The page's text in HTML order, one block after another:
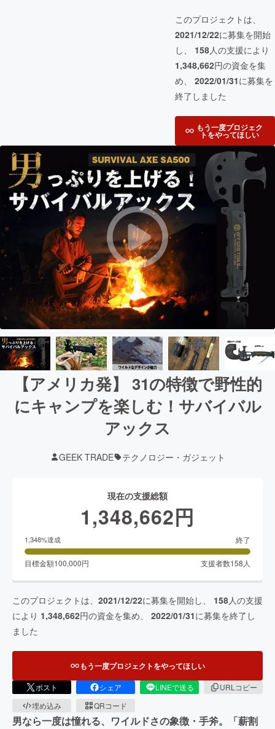
このプロジェクトは、
2021/12/22に募集を開始
し、 158人の支援により
1,348,662円の資金を集
め、 2022/01/31に募集を
終了しました
もう一度プロジェク
トをやってほしい
【アメリカ発】 31の特徴で野性的
にキャンプを楽しむ！サバイバル
アックス
GEEK TRADE テクノロジー・ガジェット
現在の支援総額
1,348,662円
1,348%達成 終了
目標金額100,000円 支援者数158 人
このプロジェクトは、 2021/12/22に募集を開始し、 158人の支援
により 1,348,662円の資金を集め、 2022/01/31に募集を終了し
ました
もう一度プロジェクトをやってほしい
ポスト シェア LINEで送る
URLコピー
埋め込み
QRコード
男なら一度は憧れる、ワイルドさの象徴・手斧。「薪割